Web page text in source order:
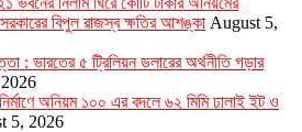
বিপুল রাজস্ব ক্ষতির আশঙ্কা August 5,
: ভারতের ৫ ট্রিলিয়ন ডলারের অর্থনীতি গড়ার
অনিয়ম ১০০ এর বদলে ৬২ মিমি ঢালাই ইট ও
5, 2026